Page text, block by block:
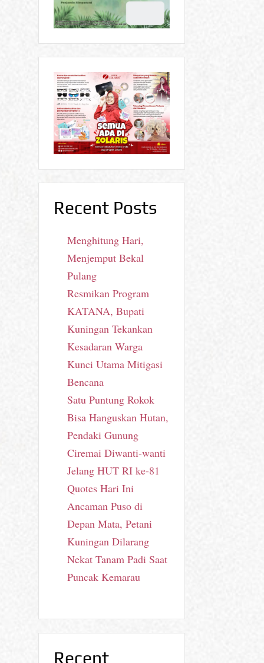
Recent Posts
Menghitung Hari,
Menjemput Bekal
Pulang
Resmikan Program
KATANA, Bupati
Kuningan Tekankan
Kesadaran Warga
Kunci Utama Mitigasi
Bencana
Satu Puntung Rokok
Bisa Hanguskan Hutan,
Pendaki Gunung
Ciremai Diwanti-wanti
Jelang HUT RI ke-81
Quotes Hari Ini
Ancaman Puso di
Depan Mata, Petani
Kuningan Dilarang
Nekat Tanam Padi Saat
Puncak Kemarau
Recent